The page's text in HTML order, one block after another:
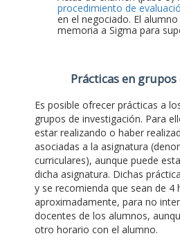
procedimiento de
en el negociado. El
memoria a Sigma para
Prácticas en
Es posible ofrecer prácticas a
grupos de investigación. Para
estar realizando o haber
asociadas a la asignatura
curriculares), aunque puede
dicha asignatura. Dichas
y se recomienda que sean de 4
aproximadamente, para no
docentes de los alumnos,
otro horario con el alumno.